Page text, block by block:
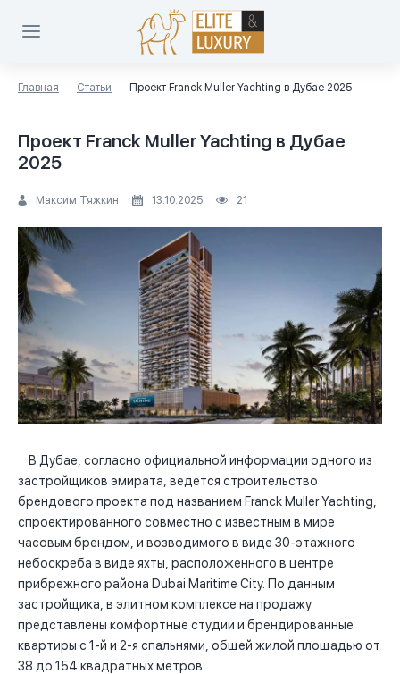
Главная Статьи Проект Franck Muller Yachting в Дубае 2025
Проект Franck Muller Yachting в Дубае
2025
Максим Тяжкин 13.10.2025 21
В Дубае, согласно официальной информации одного из
застройщиков эмирата, ведется строительство
брендового проекта под названием Franck Muller Yachting,
спроектированного совместно с известным в мире
часовым брендом, и возводимого в виде 30-этажного
небоскреба в виде яхты, расположенного в центре
прибрежного района Dubai Maritime City. По данным
застройщика, в элитном комплексе на продажу
представлены комфортные студии и брендированные
квартиры с 1-й и 2-я спальнями, общей жилой площадью от
38 до 154 квадратных метров.